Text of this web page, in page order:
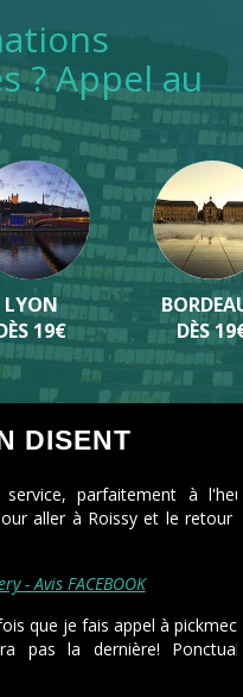
? Appel au
BORDEAUX
DÈS 19€
DISENT
parfaitement à l'heure à
Roissy et le retour pareil
fais appel à pickmecab, et
dernière! Ponctualité à